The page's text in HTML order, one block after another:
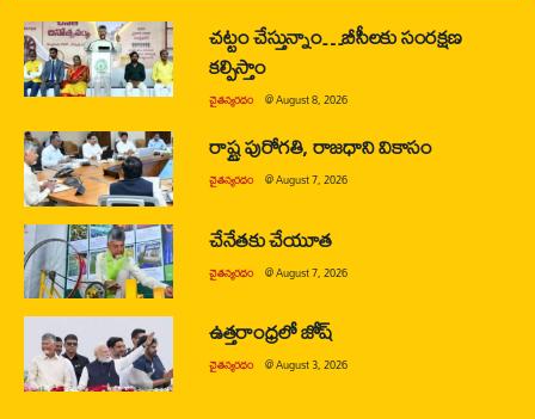
చట్టం చేస్తున్నాం…బీసీలకు సంరక్షణ
కల్పిస్తాం
చైతన్యరధం @August 8, 2026
రాష్ట్ర పురోగతి, రాజధాని వికాసం
చైతన్యరధం @August 7, 2026
చేనేతకు చేయూత
చైతన్యరధం @August 7, 2026
ఉత్తరాంధ్రలో జోష్
చైతన్యరధం @August 3, 2026